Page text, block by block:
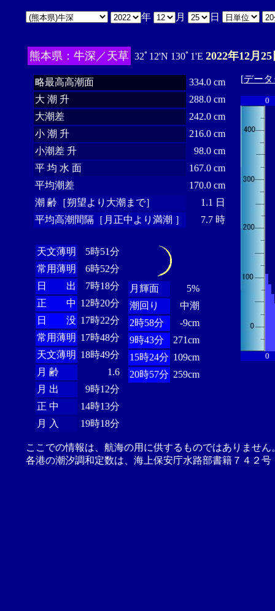
年 月 日
熊本県：牛深／天草 32ﾟ12'N 130ﾟ1'E 2022年12月
略最高高潮面
334.0 cm
大 潮 升
288.0 cm
大潮差
242.0 cm
小 潮 升
216.0 cm
小潮差 升
98.0 cm
平 均 水 面
167.0 cm
平均潮差
170.0 cm
潮 齢［朔望より大潮まで］
1.1 日
平均高潮間隔［月正中より満潮 ］
7.7 時
天文薄明
5時51分
常用薄明
6時52分
日 出
7時18分
正 中 12時20分
日 没 17時22分
常用薄明 17時48分
天文薄明 18時49分
月 齢
1.6
月 出
9時12分
正 中
14時13分
月 入
19時18分
月輝面
5%
潮回り
中潮
2時58分
-9cm
9時43分
271cm
15時24分 109cm
20時57分 259cm
[デー
0
0
ここでの情報は、航海の用に供するものではありませ
各港の潮汐調和定数は、海上保安庁水路部書籍７４２